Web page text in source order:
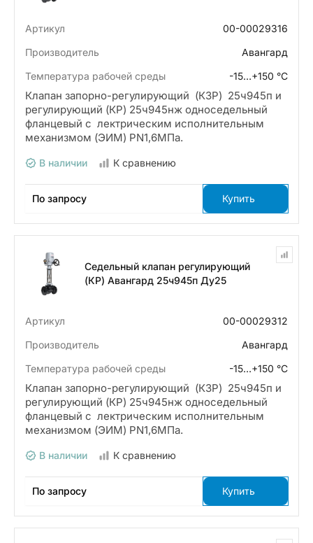
Артикул
00-00029316
Производитель
Авангард
Температура рабочей среды
-15…+150 °С
Клапан запорно-регулирующий (КЗР) 25ч945п и
регулирующий (КР) 25ч945нж односедельный
фланцевый с лектрическим исполнительным
механизмом (ЭИМ) PN1,6МПа.
В наличии К сравнению
По запросу Купить
Седельный клапан регулирующий
(КР) Авангард 25ч945п Ду25
Артикул
00-00029312
Производитель
Авангард
Температура рабочей среды
-15…+150 °С
Клапан запорно-регулирующий (КЗР) 25ч945п и
регулирующий (КР) 25ч945нж односедельный
фланцевый с лектрическим исполнительным
механизмом (ЭИМ) PN1,6МПа.
В наличии К сравнению
По запросу Купить